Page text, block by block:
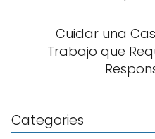
Cuidar una
Trabajo que
Categories